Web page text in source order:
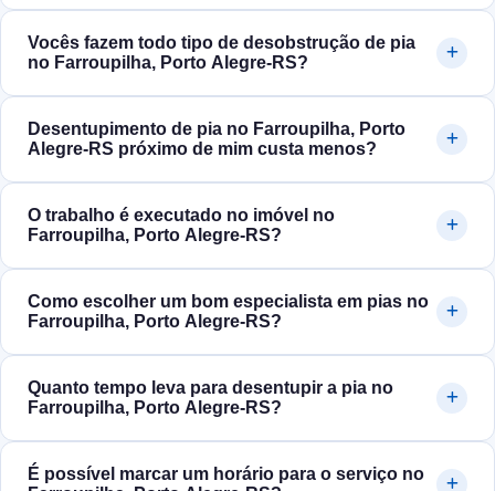
Vocês fazem todo tipo de desobstrução de pia
no Farroupilha, Porto Alegre‑RS?
Desentupimento de pia no Farroupilha, Porto
Alegre‑RS próximo de mim custa menos?
O trabalho é executado no imóvel no
Farroupilha, Porto Alegre‑RS?
Como escolher um bom especialista em pias no
Farroupilha, Porto Alegre‑RS?
Quanto tempo leva para desentupir a pia no
Farroupilha, Porto Alegre‑RS?
É possível marcar um horário para o serviço no